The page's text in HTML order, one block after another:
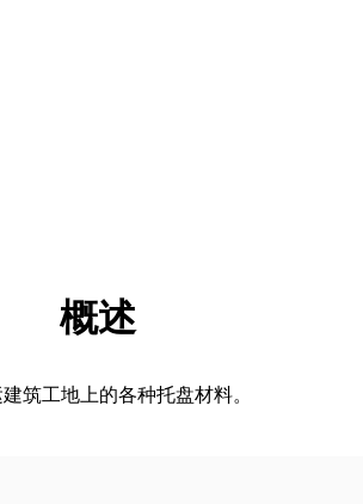
展示
概述
筑工地上的各种托盘材料。